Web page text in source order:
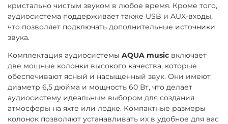
кристально чистым звуком в любое время. Кроме того,
аудиосистема поддерживает также USB и AUX-входы,
что позволяет подключать дополнительные источники
звука.
Комплектация аудиосистемы AQUA music включает
две мощные колонки высокого качества, которые
обеспечивают ясный и насыщенный звук. Они имеют
диаметр 6,5 дюйма и мощность 60 Вт, что делает
аудиосистему идеальным выбором для создания
атмосферы на яхте или лодке. Компактные размеры
колонок позволяют устанавливать их в удобное для вас